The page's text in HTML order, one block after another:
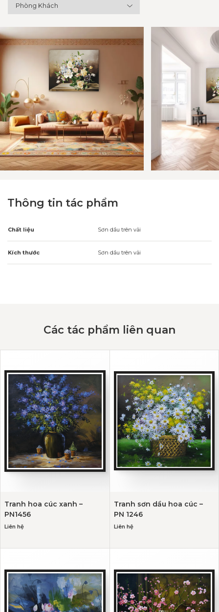
Thông tin tác phẩm
Chất liệu Sơn dầu trên vải
Kích thước Sơn dầu trên vải
Các tác phẩm liên quan
Tranh hoa cúc xanh –
PN1456
Liên hệ
Tranh sơn dầu hoa cúc –
PN 1246
Liên hệ